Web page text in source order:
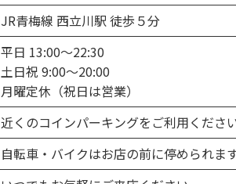
JR青梅線 西立川駅 徒歩５分
平日 13:00～22:30
土日祝 9:00～20:00
月曜定休（祝日は営業）
近くのコインパーキングをご利用くださ
自転車・バイクはお店の前に停められま